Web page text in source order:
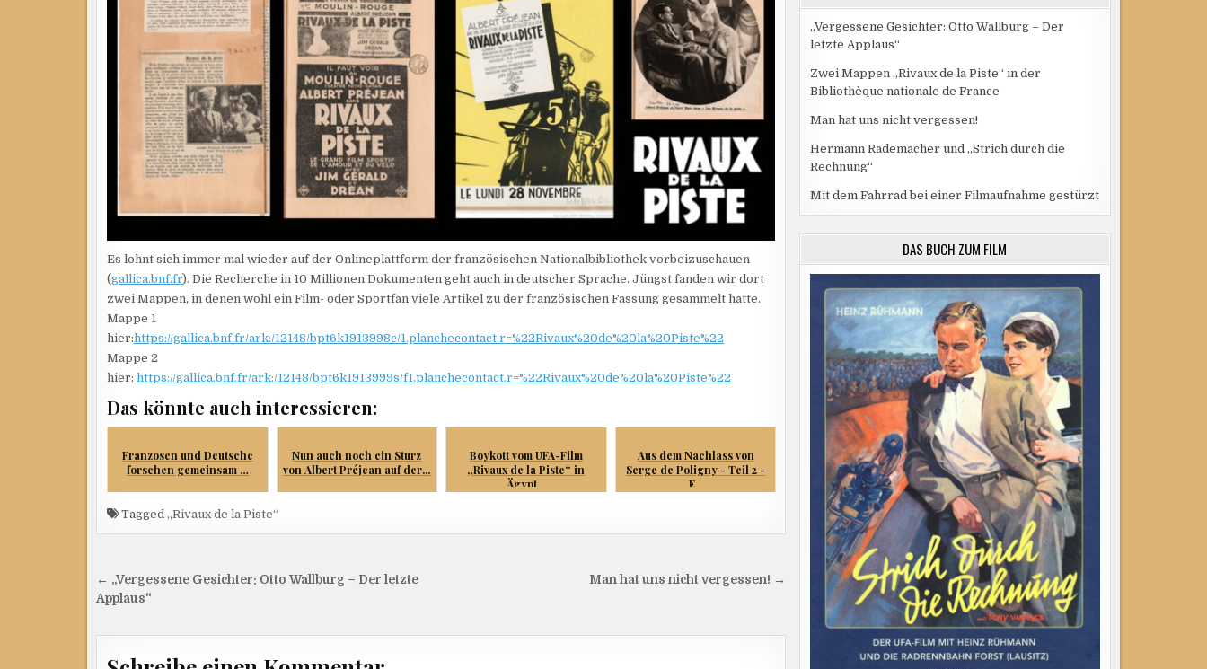
Es lohnt sich immer mal wieder auf der Onlineplattform der französischen Nationalbibliothek vorbeizuschauen
(gallica.bnf.fr). Die Recherche in 10 Millionen Dokumenten geht auch in deutscher Sprache. Jüngst fanden wir dort
zwei Mappen, in denen wohl ein Film- oder Sportfan viele Artikel zu der französischen Fassung gesammelt hatte.
Mappe 1
hier:https://gallica.bnf.fr/ark:/12148/bpt6k1913998c/1.planchecontact.r=%22Rivaux%20de%20la%20Piste%22
Mappe 2
hier: https://gallica.bnf.fr/ark:/12148/bpt6k1913999s/f1.planchecontact.r=%22Rivaux%20de%20la%20Piste%22
Das könnte auch interessieren:
Franzosen und Deutsche
forschen gemeinsam …
Nun auch noch ein Sturz
von Albert Préjean auf der...
Boykott vom UFA-Film
„Rivaux de la Piste“ in
Ägypt...
Aus dem Nachlass von
Serge de Poligny - Teil 2 -
E...
Tagged „Rivaux de la Piste“
Beitragsnavigation Man hat uns nicht vergessen! →
← „Vergessene Gesichter: Otto Wallburg – Der letzte
Applaus“
„Vergessene Gesichter: Otto Wallburg – Der
letzte Applaus“
Zwei Mappen „Rivaux de la Piste“ in der
Bibliothèque nationale de France
Man hat uns nicht vergessen!
Hermann Rademacher und „Strich durch die
Rechnung“
Mit dem Fahrrad bei einer Filmaufnahme gestürzt
DAS BUCH ZUM FILM